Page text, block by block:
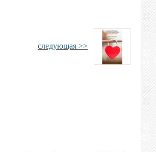
следующая >>